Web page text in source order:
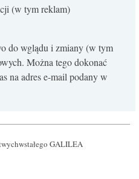
(w tym reklam)
do wglądu i zmiany (w tym
Można tego dokonać
na adres e-mail podany w
GALILEA